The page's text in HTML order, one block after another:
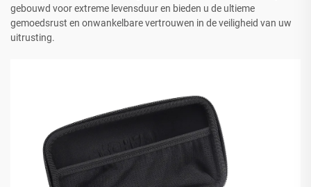
gebouwd voor extreme levensduur en bieden u de ultieme
gemoedsrust en onwankelbare vertrouwen in de veiligheid van uw
uitrusting.